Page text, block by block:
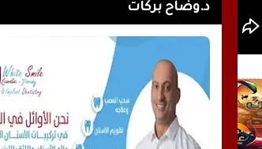
د.وضاح بركات